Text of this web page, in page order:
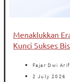
Menaklukkan
Kunci Sukses
Fajar Dwi
2 July 2026